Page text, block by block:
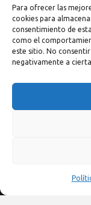
Para ofrecer las
cookies para
consentimiento de
como el
este sitio. No
negativamente a
50008
Email:
Tel: (+34)